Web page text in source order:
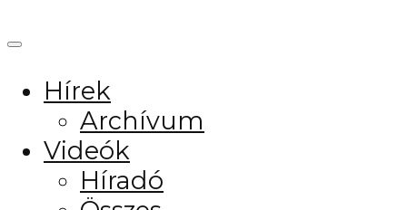
Hírek
Archívum
Videók
Híradó